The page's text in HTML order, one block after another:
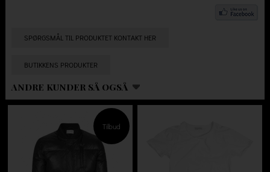
SPØRGSMÅL TIL PRODUKTET KONTAKT HER
BUTIKKENS PRODUKTER
ANDRE KUNDER SÅ OGSÅ
Tilbud